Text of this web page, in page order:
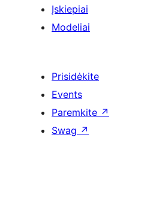
Įskiepiai
Modeliai
Prisidėkite
Events
Paremkite ↗
Swag ↗